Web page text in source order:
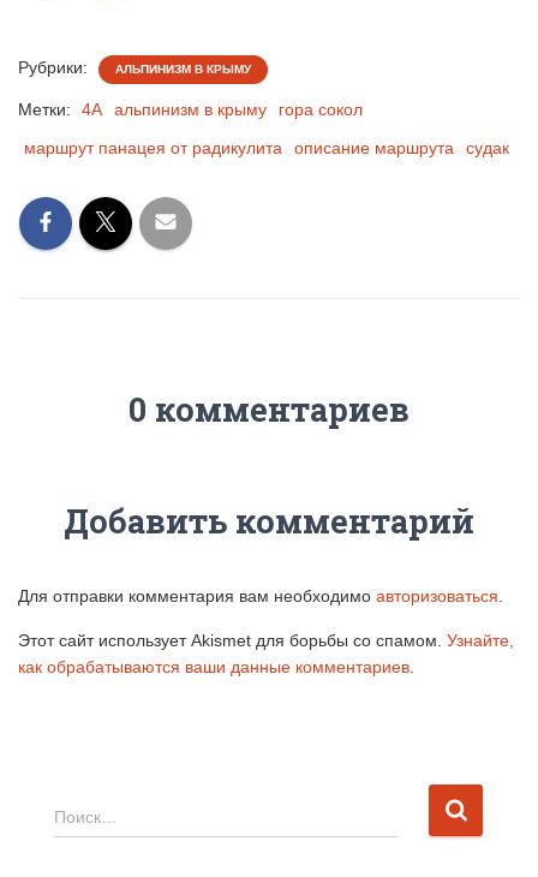
Рубрики: АЛЬПИНИЗМ В КРЫМУ
Метки: 4А альпинизм в крыму
гора сокол
маршрут панацея от радикулита
описание маршрута судак
0 комментариев
Добавить комментарий
Для отправки комментария вам необходимо авторизоваться
Этот сайт использует Akismet для борьбы со спамом. Узнайте,
как обрабатываются ваши данные комментариев
Н
а
Поиск…